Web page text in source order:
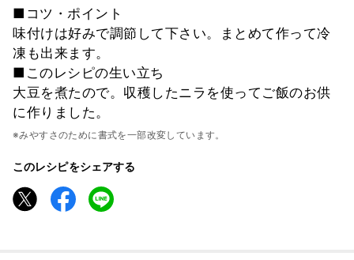
■コツ・ポイント
味付けは好みで調節して下さい。まとめて作って冷
凍も出来ます。
■このレシピの生い立ち
大豆を煮たので。収穫したニラを使ってご飯のお供
に作りました。
※みやすさのために書式を一部改変しています。
このレシピをシェアする